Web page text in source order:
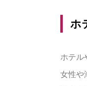
ホ
ホテル
女性や